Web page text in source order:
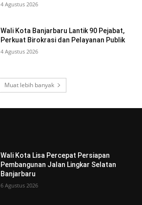
4 Agustus 2026
Wali Kota Banjarbaru Lantik 90 Pejabat,
Perkuat Birokrasi dan Pelayanan Publik
4 Agustus 2026
Muat lebih banyak
Wali Kota Lisa Percepat Persiapan
Pembangunan Jalan Lingkar Selatan
Banjarbaru
6 Agustus 2026